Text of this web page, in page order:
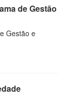
de Gestão
Gestão e